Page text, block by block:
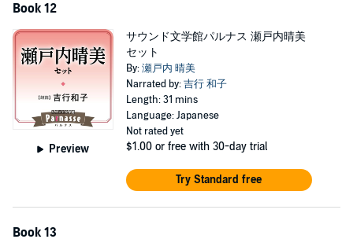
Book 12
Preview
サウンド文学館パルナス 瀬戸内晴美
セット
By:瀬戸内 晴美
Narrated by:吉行 和子
Length: 31 mins
Language: Japanese
Not rated yet
$1.00 or free with 30-day trial
Try Standard free
Book 13